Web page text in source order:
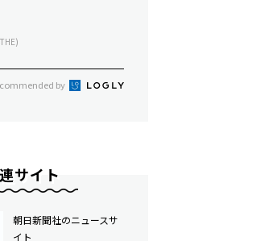
by
サイト
朝日新聞社のニュースサ
イト